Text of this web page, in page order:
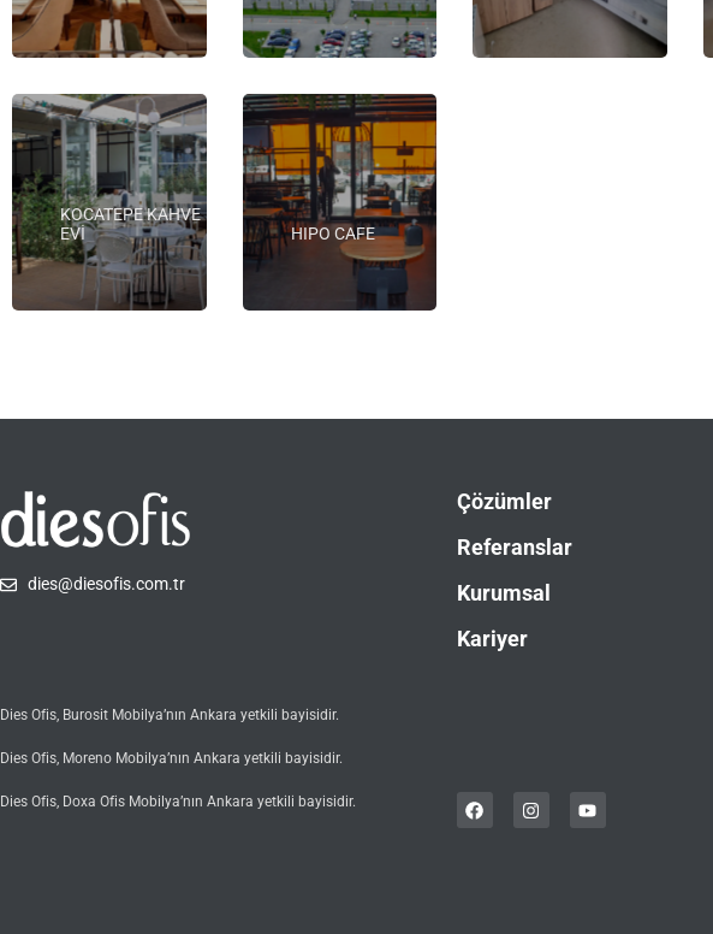
KOCATEPE KAHVE
EVİ
HIPO CAFE
dies@diesofis.com.tr
Dies Ofis, Burosit Mobilya’nın Ankara yetkili bayisidir.
Dies Ofis, Moreno Mobilya’nın Ankara yetkili bayisidir.
Dies Ofis, Doxa Ofis Mobilya’nın Ankara yetkili bayisidir.
Çözümler
Referanslar
Kurumsal
Kariyer